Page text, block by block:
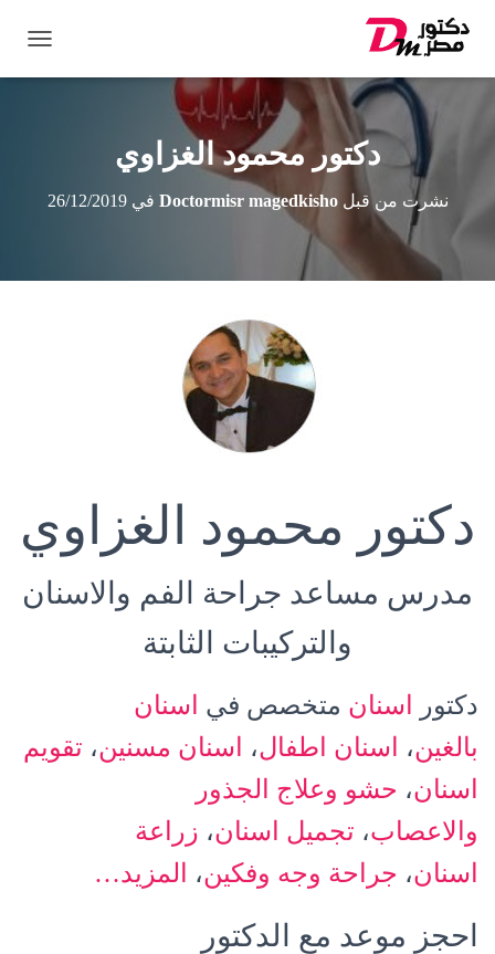
ب
دكتور محمود الغزاوي
نشرت من قبلDoctormisr magedkisho في26/12/2019
دكتور محمود الغزاوي
مدرس مساعد جراحة الفم والاسنان
والتركيبات الثابتة
دكتور اسنان متخصص في اسنان
بالغين، اسنان اطفال، اسنان مسنين، تقويم
اسنان، حشو وعلاج الجذور
والاعصاب، تجميل اسنان، زراعة
اسنان، جراحة وجه وفكين، المزيد…
احجز موعد مع الدكتور